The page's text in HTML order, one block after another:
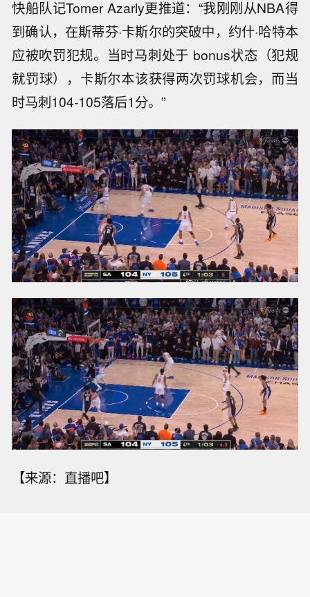
快船队记Tomer Azarly更推道：“我刚刚从NBA得
到确认，在斯蒂芬·卡斯尔的突破中，约什·哈特本
应被吹罚犯规。当时马刺处于 bonus状态（犯规
就罚球），卡斯尔本该获得两次罚球机会，而当
时马刺104-105落后1分。”
【来源：直播吧】